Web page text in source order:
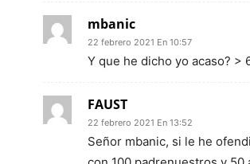
mbanic
22 febrero 2021 En 10:57
Y que he dicho yo acaso? >
FAUST
22 febrero 2021 En 13:52
Señor mbanic, si le he